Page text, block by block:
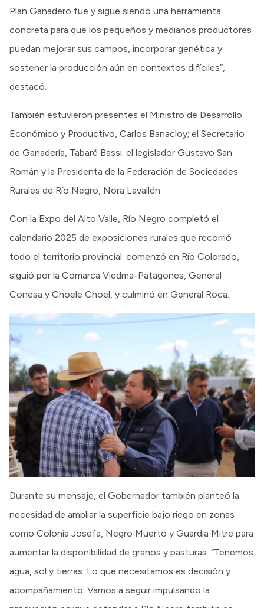
Plan Ganadero fue y sigue siendo una herramienta
concreta para que los pequeños y medianos productores
puedan mejorar sus campos, incorporar genética y
sostener la producción aún en contextos difíciles”,
destacó.
También estuvieron presentes el Ministro de Desarrollo
Económico y Productivo, Carlos Banacloy; el Secretario
de Ganadería, Tabaré Bassi; el legislador Gustavo San
Román y la Presidenta de la Federación de Sociedades
Rurales de Río Negro, Nora Lavallén.
Con la Expo del Alto Valle, Río Negro completó el
calendario 2025 de exposiciones rurales que recorrió
todo el territorio provincial: comenzó en Río Colorado,
siguió por la Comarca Viedma-Patagones, General
Conesa y Choele Choel, y culminó en General Roca.
Durante su mensaje, el Gobernador también planteó la
necesidad de ampliar la superficie bajo riego en zonas
como Colonia Josefa, Negro Muerto y Guardia Mitre para
aumentar la disponibilidad de granos y pasturas. “Tenemos
agua, sol y tierras. Lo que necesitamos es decisión y
acompañamiento. Vamos a seguir impulsando la